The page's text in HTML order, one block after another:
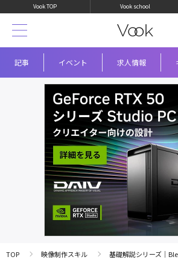
Vook TOP Vook school
記事 イベント 求人情報
TOP 映像制作スキル 基礎解説シリーズ｜